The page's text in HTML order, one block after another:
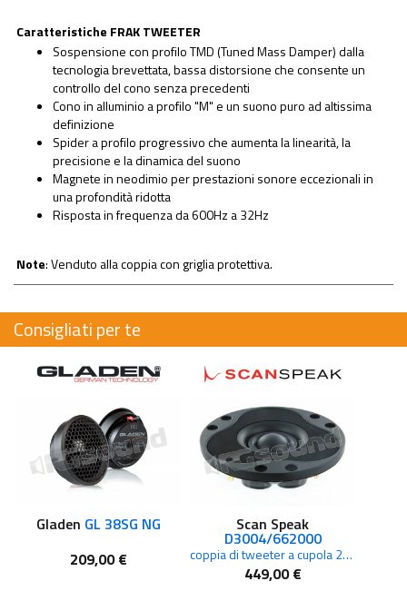
Caratteristiche FRAK TWEETER
Sospensione con profilo TMD (Tuned Mass Damper) dalla
tecnologia brevettata, bassa distorsione che consente un
controllo del cono senza precedenti
Cono in alluminio a profilo "M" e un suono puro ad altissima
definizione
Spider a profilo progressivo che aumenta la linearità, la
precisione e la dinamica del suono
Magnete in neodimio per prestazioni sonore eccezionali in
una profondità ridotta
Risposta in frequenza da 600Hz a 32Hz
Note: Venduto alla coppia con griglia protettiva.
Consigliati per te
Gladen GL 38SG NG
209,00 €
Scan Speak
D3004/662000
coppia di tweeter a cupola 25mm
449,00 €